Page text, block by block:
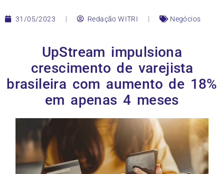
31/05/2023 Redação WITRI Negócios
UpStream impulsiona
crescimento de varejista
brasileira com aumento de 18%
em apenas 4 meses